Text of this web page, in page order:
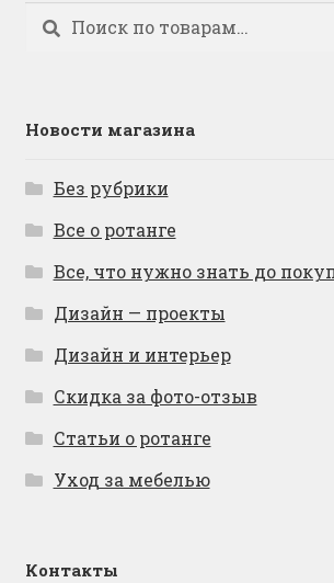
Искать:
Поиск
Новости магазина
Без рубрики
Все о ротанге
Все, что нужно знать до
Дизайн — проекты
Дизайн и интерьер
Скидка за фото-отзыв
Статьи о ротанге
Уход за мебелью
Контакты